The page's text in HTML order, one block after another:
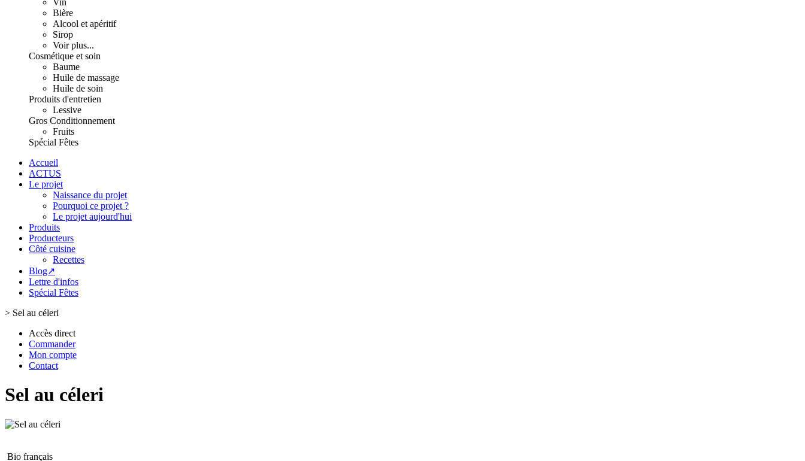
Vin
Bière
Alcool et apéritif
Sirop
Voir plus...
Cosmétique et soin
Baume
Huile de massage
Huile de soin
Produits d'entretien
Lessive
Gros Conditionnement
Fruits
Spécial Fêtes
Accueil
ACTUS
Le projet
Naissance du projet
Pourquoi ce projet ?
Le projet aujourd'hui
Produits
Producteurs
Côté cuisine
Recettes
Blog↗
Lettre d'infos
Spécial Fêtes
> Sel au céleri
Accès direct
Commander
Mon compte
Contact
Sel au céleri
Bio français